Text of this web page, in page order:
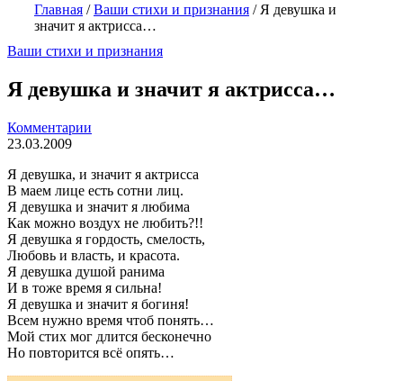
Главная /Ваши стихи и признания / Я девушка и
значит я актрисса…
Ваши стихи и признания
Я девушка и значит я актрисса…
Комментарии
23.03.2009
Я девушка, и значит я актрисса
В маем лице есть сотни лиц.
Я девушка и значит я любима
Как можно воздух не любить?!!
Я девушка я гордость, смелость,
Любовь и власть, и красота.
Я девушка душой ранима
И в тоже время я сильна!
Я девушка и значит я богиня!
Всем нужно время чтоб понять…
Мой стих мог длится бесконечно
Но повторится всё опять…